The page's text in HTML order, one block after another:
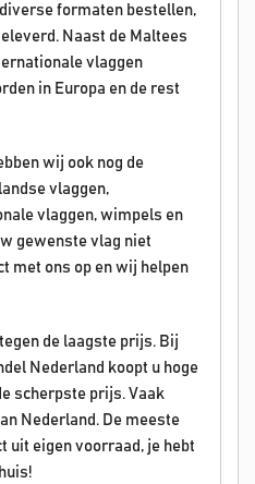
formaten bestellen,
Naast de Maltees
vlaggen
in Europa en de rest
wij ook nog de
vlaggen,
vlaggen, wimpels en
gewenste vlag niet
met ons op en wij helpen
de laagste prijs. Bij
Nederland koopt u hoge
scherpste prijs. Vaak
Nederland. De meeste
uit eigen voorraad, je hebt